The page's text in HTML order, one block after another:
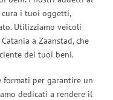
cura i tuoi oggetti,
Utilizziamo veicoli
a Zaanstad, che
dei tuoi beni.
per garantire un
dedicati a rendere il